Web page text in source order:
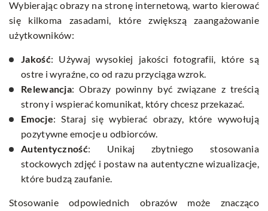
Wybierając obrazy na stronę internetową, warto kierować
się kilkoma zasadami, które zwiększą zaangażowanie
użytkowników:
Jakość: Używaj wysokiej jakości fotografii, które są
ostre i wyraźne, co od razu przyciąga wzrok.
Relewancja: Obrazy powinny być związane z treścią
strony i wspierać komunikat, który chcesz przekazać.
Emocje: Staraj się wybierać obrazy, które wywołują
pozytywne emocje u odbiorców.
Autentyczność: Unikaj zbytniego stosowania
stockowych zdjęć i postaw na autentyczne wizualizacje,
które budzą zaufanie.
Stosowanie odpowiednich obrazów może znacząco